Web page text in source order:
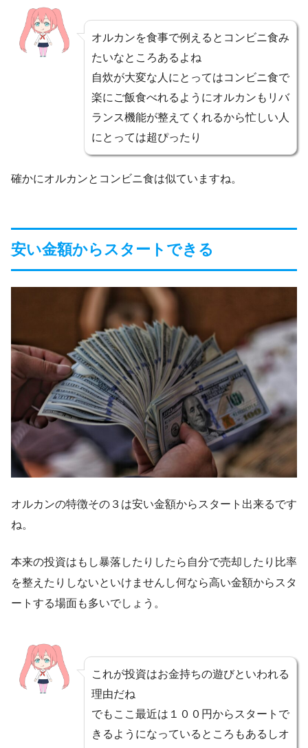
オルカンを食事で例えるとコンビニ食み
たいなところあるよね
自炊が大変な人にとってはコンビニ食で
楽にご飯食べれるようにオルカンもリバ
ランス機能が整えてくれるから忙しい人
にとっては超ぴったり
確かにオルカンとコンビニ食は似ていますね。
安い金額からスタートできる
オルカンの特徴その３は安い金額からスタート出来るです
ね。
本来の投資はもし暴落したりしたら自分で売却したり比率
を整えたりしないといけませんし何なら高い金額からスタ
ートする場面も多いでしょう。
これが投資はお金持ちの遊びといわれる
理由だね
でもここ最近は１００円からスタートで
きるようになっているところもあるしオ